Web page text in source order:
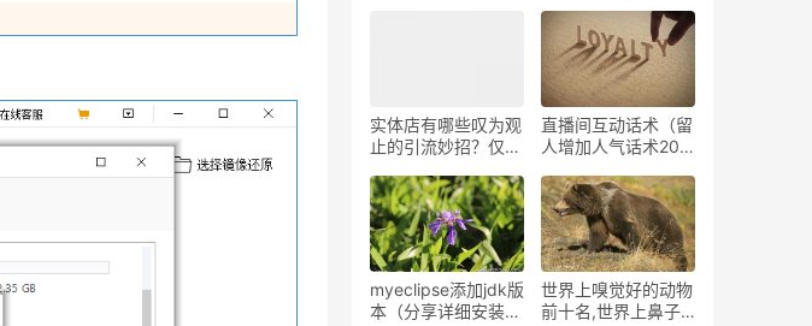
实体店有哪些叹为观
止的引流妙招？仅用
1000人
直播间互动话术（留
人增加人气话术20
myeclipse添加jdk版
本（分享详细安装步
世界上嗅觉好的动物
前十名,世界上鼻子